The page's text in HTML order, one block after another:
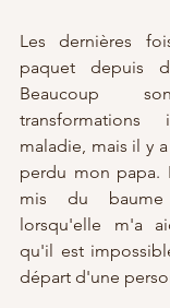
Les dernières
paquet depuis
Beaucoup
maladie, mais il y
perdu mon papa.
mis du
lorsqu'elle m'a
qu'il est
départ d'une